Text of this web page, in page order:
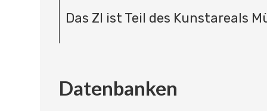
Das ZI ist Teil des Kunstareals
Datenbanken